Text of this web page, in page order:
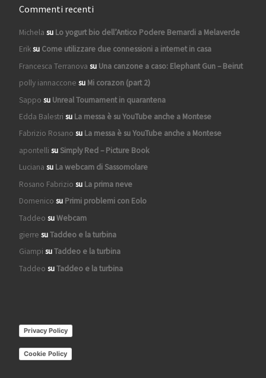
Commenti recenti
Michela su Lo yogurt bio dell’Antico Podere Bernardi a Melaverde
Eriksu Come utilizzare due connessioni a internet in casa
Francesca Terranova su Una canzone a caso: Elephant Gun – Beirut
polly iannaccone su Mi corazon (part 2)
Sappo su Unreal Tournament in quarantena
Edda Balestri su La messa è su YouTube anche a Montese
Fabrizio Rosano su La messa è su YouTube anche a Montese
apontelli suSimply Red – Picture Book
Luciana su La webcam di Sassomolare
Rosano Fabrizio su La prima neve
Domenico su Primi problemi con Eolo
Taddeo suWebcam
gierre suTaddeo e la turbina
Giampi suTaddeo e la turbina
Taddeo suTaddeo e la turbina
Privacy Policy
Cookie Policy